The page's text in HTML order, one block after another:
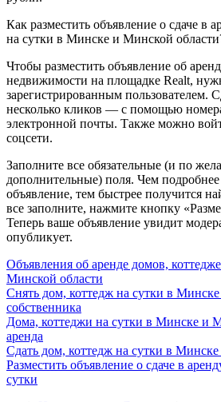
Как разместить объявление о сдаче в
на сутки в Минске и Минской
Чтобы разместить объявление об
недвижимости на площадке Realt,
зарегистрированным пользователем.
несколько кликов — с помощью
электронной почты. Также можно
соцсети.
Заполните все обязательные (и по
дополнительные) поля. Чем
объявление, тем быстрее получится
все заполните, нажмите кнопку
Теперь ваше объявление увидит
опубликует.
Объявления об аренде домов,
Минской области
Снять дом, коттедж на сутки в
собственника
Дома, коттеджи на сутки в Минске и
аренда
Сдать дом, коттедж на сутки в
Разместить объявление о сдаче в
сутки